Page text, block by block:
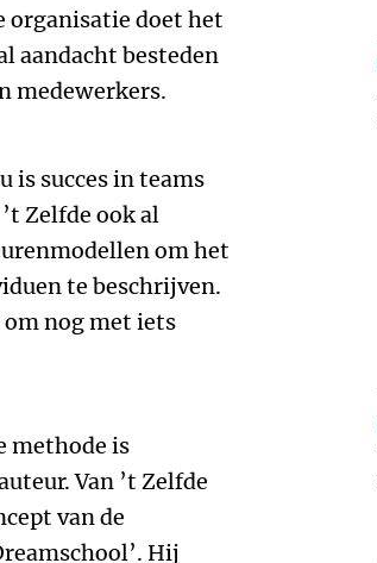
organisatie doet het
aandacht besteden
medewerkers.
is succes in teams
Zelfde ook al
om het
te beschrijven.
om nog met iets
methode is
Van ’t Zelfde
van de
Hij